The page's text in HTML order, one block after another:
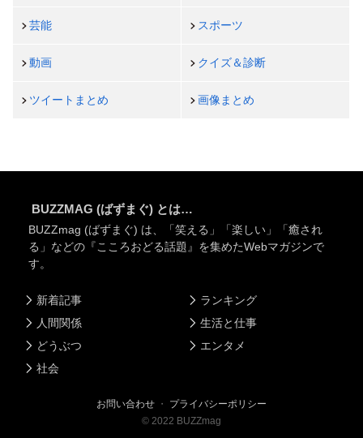
芸能 スポーツ
動画 クイズ＆診断
ツイートまとめ 画像まとめ
BUZZMAG (ばずまぐ) とは…
BUZZmag (ばずまぐ) は、「笑える」「楽しい」「癒され
る」などの『こころおどる話題』を集めたWebマガジンで
す。
新着記事
人間関係
どうぶつ
社会
ランキング
生活と仕事
エンタメ
お問い合わせ ・ プライバシーポリシー
© 2022 BUZZmag